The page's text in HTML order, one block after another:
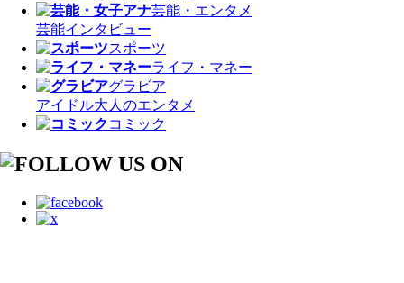
芸能・エンタメ
芸能インタビュー
スポーツ
ライフ・マネー
グラビア
アイドル大人のエンタメ
コミック